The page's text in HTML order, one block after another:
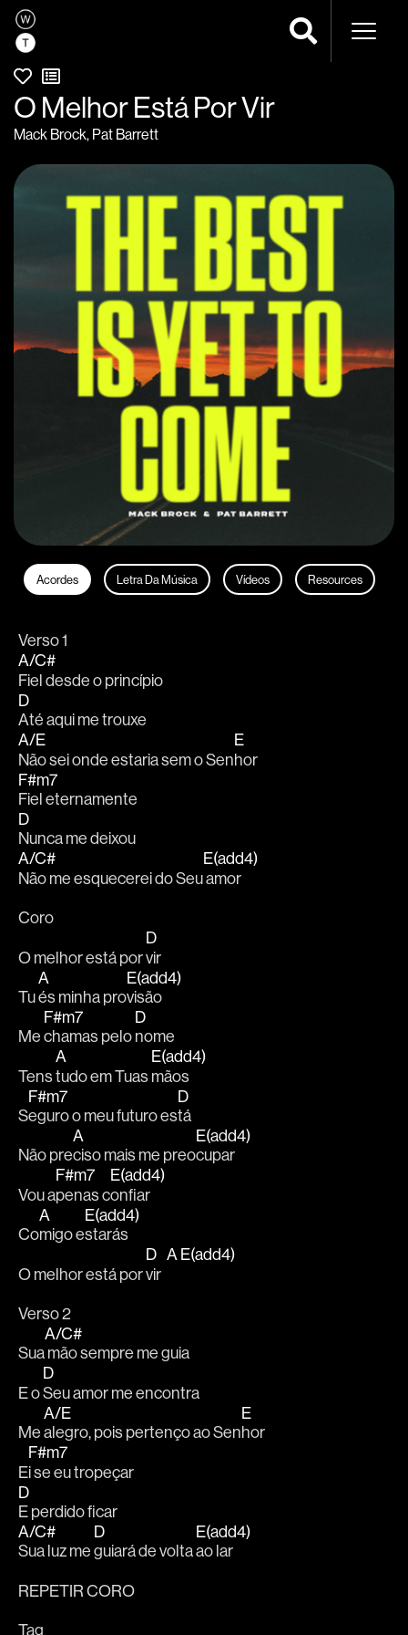
O Melhor Está Por Vir
Mack Brock, Pat Barrett
Acordes Letra Da Música Vídeos Resources
Verso 1
A/C#
Fiel desde o princípio
D
Até aqui me trouxe
A/E
Não sei onde estaria sem o Sen
E
hor
F#m7
Fiel eternamente
D
Nunca me deixou
A/C#
Não me esquecerei do Seu
E(add4)
amor
Coro
O melhor está por
D
vir
Tu
A
és minha pro
E(add4)
visão
Me
F#m7
chamas pelo
D
nome
Tens
A
tudo em Tuas
E(add4)
mãos
S
F#m7
eguro o meu futuro es
D
tá
Não pre
A
ciso mais me preo
E(add4)
cupar
Vou a
F#m7
penas c
E(add4)
onfiar
Co
A
migo e
E(add4)
starás
O melhor está por
D
vir
AE(add4)
Verso 2
Sua
A/C#
mão sempre me guia
E o
D
Seu amor me encontra
Me
A/E
alegro, pois pertenço ao Sen
E
hor
E
F#m7
i se eu tropeçar
D
E perdido ficar
A/C#
Sua luz me
D
guiará de volta
E(add4)
ao lar
REPETIR CORO
Tag